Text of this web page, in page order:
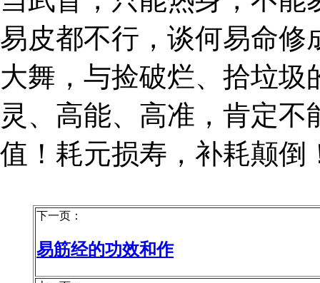
易皮都不行，谈何易命修
大舞，与捡破烂、拾垃
灵、高能、高准，肯定
值！耗元损寿，补耗颠倒
下一页：
易筋经的功效和作